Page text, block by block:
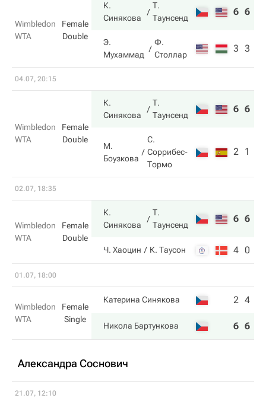
Wimbledon
WTA
Female
Double
К.
Синякова
Т.
Таунсенд
6 6
Э.
Мухаммад
Ф.
Столлар
3 3
04.07, 20:15
Wimbledon
WTA
Female
Double
К.
Синякова
Т.
Таунсенд
6 6
М.
Боузкова
С.
Соррибес-
Тормо
2 1
02.07, 18:35
Wimbledon
WTA
Female
Double
К.
Синякова
Т.
Таунсенд
6 6
Ч. Хаоцин К. Таусон 4 0
01.07, 18:00
Wimbledon
WTA
Female
Single
Катерина Синякова 2 4
Никола Бартункова 6 6
Александра Соснович
21.07, 12:10